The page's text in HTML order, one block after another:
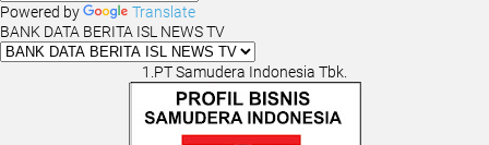
Powered by
Translate
BANK DATA BERITA ISL NEWS TV
1.PT Samudera Indonesia Tbk.